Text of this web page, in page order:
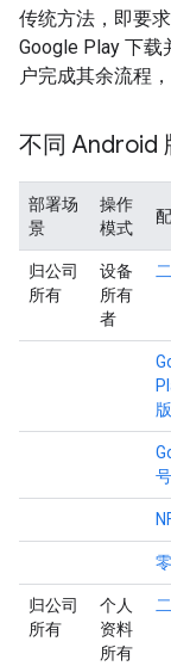
传统方法，即要
Google Play 下载
户完成其余流程
不同 Android
部署场
景
操作
模式
归公司
所有
设备
所有
者
号
归公司
所有
个人
资料
所有